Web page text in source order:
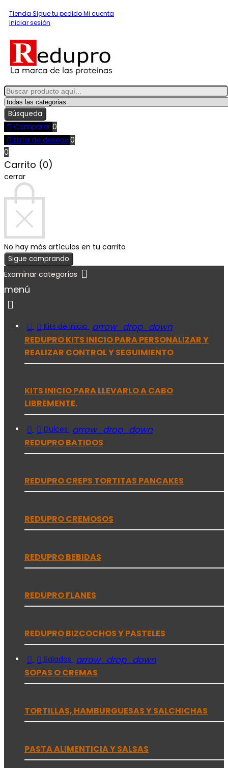
Tienda Sigue tu pedidoMi cuenta
Iniciar sesión
Búsqueda
 Comparar 0
 Lista de deseos 0
0
Carrito (0)
cerrar
No hay más artículos en tu carrito
Sigue comprando

menú

  Kits de inicio arrow_drop_down
REDUPRO KITS INICIO PARA PERSONALIZAR Y
REALIZAR CONTROL Y SEGUIMIENTO
KITS INICIO PARA LLEVARLO A CABO
LIBREMENTE.
  Dulces arrow_drop_down
REDUPRO BATIDOS
REDUPRO CREPS TORTITAS PANCAKES
REDUPRO CREMOSOS
REDUPRO BEBIDAS
REDUPRO FLANES
REDUPRO BIZCOCHOS Y PASTELES
  Salados arrow_drop_down
SOPAS O CREMAS
TORTILLAS, HAMBURGUESAS Y SALCHICHAS
PASTA ALIMENTICIA Y SALSAS